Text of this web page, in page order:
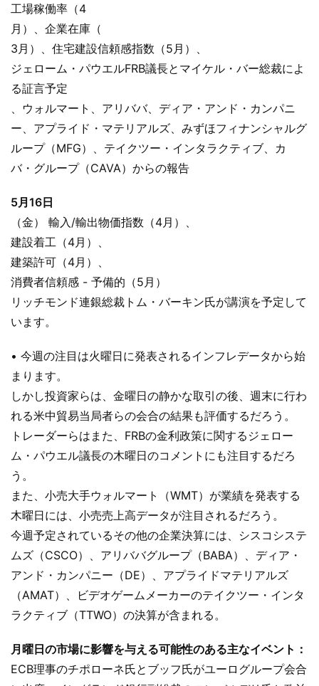
工場稼働率（4
月）、企業在庫（
3月）、住宅建設信頼感指数（5月）、
ジェローム・パウエルFRB議長とマイケル・バー総裁によ
る証言予定
、ウォルマート、アリババ、ディア・アンド・カンパニ
ー、アプライド・マテリアルズ、みずほフィナンシャルグ
ループ（MFG）、テイクツー・インタラクティブ、カ
バ・グループ（CAVA）からの報告
5月16日
（金） 輸入/輸出物価指数（4月）、
建設着工（4月）、
建築許可（4月）、
消費者信頼感 - 予備的（5月）
リッチモンド連銀総裁トム・バーキン氏が講演を予定して
います。
• 今週の注目は火曜日に発表されるインフレデータから始
まります。
しかし投資家らは、金曜日の静かな取引の後、週末に行わ
れる米中貿易当局者らの会合の結果も評価するだろう。
トレーダーらはまた、FRBの金利政策に関するジェロー
ム・パウエル議長の木曜日のコメントにも注目するだろ
う。
また、小売大手ウォルマート（WMT）が業績を発表する
木曜日には、小売売上高データが注目されるだろう。
今週予定されているその他の企業決算には、シスコシステ
ムズ（CSCO）、アリババグループ（BABA）、ディア・
アンド・カンパニー（DE）、アプライドマテリアルズ
（AMAT）、ビデオゲームメーカーのテイクツー・インタ
ラクティブ（TTWO）の決算が含まれる。
月曜日の市場に影響を与える可能性のある主なイベント：
ECB理事のチポローネ氏とブッフ氏がユーログループ会合